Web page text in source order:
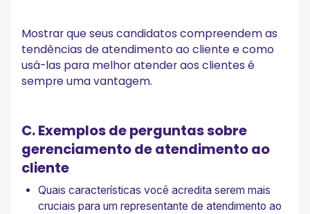
Mostrar que seus candidatos compreendem as
tendências de atendimento ao cliente e como
usá-las para melhor atender aos clientes é
sempre uma vantagem.
C. Exemplos de perguntas sobre
gerenciamento de atendimento ao
cliente
Quais características você acredita serem mais
cruciais para um representante de atendimento ao